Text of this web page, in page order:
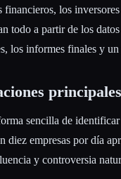
financieros, los
todo a partir de los
los informes finales y
principales
sencilla de
diez empresas por día
y controversia